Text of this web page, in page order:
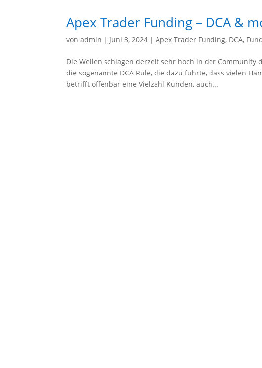
Apex Trader Funding – DCA &
vonadmin | Juni 3, 2024 |Apex Trader Funding, DCA,
Die Wellen schlagen derzeit sehr hoch in der
die sogenannte DCA Rule, die dazu führte, dass vielen
betrifft offenbar eine Vielzahl Kunden, auch...